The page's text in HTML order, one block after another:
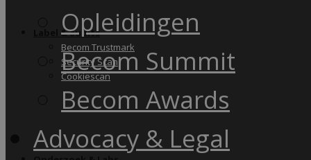
Label & audits
Becom Trustmark
Security Scan
Cookiescan
Opleidingen
Becom Summit
Becom Awards
Advocacy & Legal